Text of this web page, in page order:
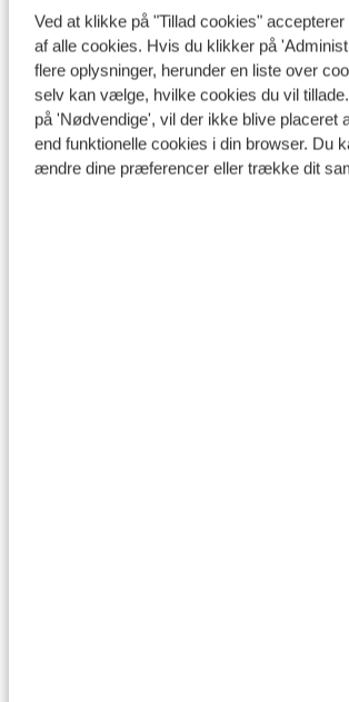
Ved at klikke på "Tillad cookies" accepterer
af alle cookies. Hvis du klikker på
flere oplysninger, herunder en liste over
selv kan vælge, hvilke cookies du vil
på 'Nødvendige', vil der ikke blive placeret
end funktionelle cookies i din browser. Du
ændre dine præferencer eller trække dit
2 Lander Skiarena